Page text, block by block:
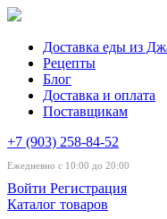
Доставка еды из
Рецепты
Блог
Доставка и оплата
Поставщикам
+7 (903) 258-84-52
Ежедневно с 10:00 до 20:00
Войти Регистрация
Каталог товаров